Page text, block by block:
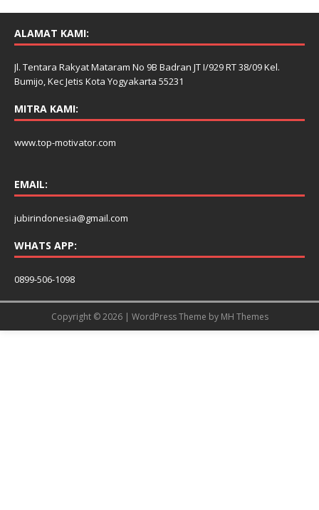
ALAMAT KAMI:
Jl. Tentara Rakyat Mataram No 9B Badran JT I/929 RT 38/09 Kel.
Bumijo, Kec Jetis Kota Yogyakarta 55231
MITRA KAMI:
www.top-motivator.com
EMAIL:
jubirindonesia@gmail.com
WHATS APP:
0899-506-1098
Copyright © 2026 | WordPress Theme by MH Themes